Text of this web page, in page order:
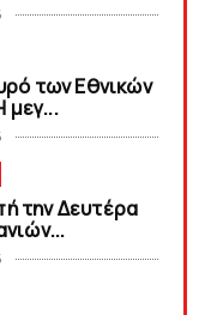
των Εθνικών
μεγ...
την Δευτέρα